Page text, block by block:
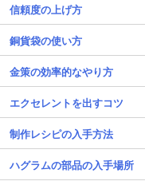
信頼度の上げ方
銅貨袋の使い方
金策の効率的なやり方
エクセレントを出すコツ
制作レシピの入手方法
ハグラムの部品の入手場所